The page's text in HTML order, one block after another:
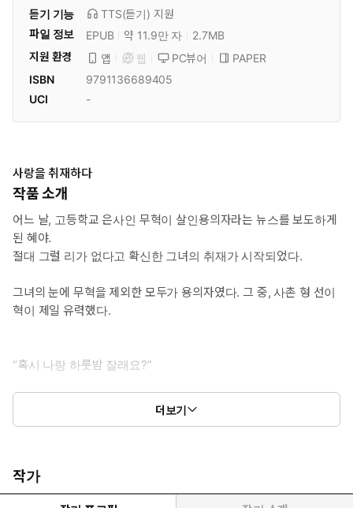
듣기 기능
TTS(듣기) 지원
파일 정보
EPUB 약 11.9만 자
2.7MB
지원 환경
앱 웹 PC뷰어
PAPER
ISBN
9791136689405
UCI
-
사랑을 취재하다
작품 소개
어느 날, 고등학교 은사인 무혁이 살인용의자라는 뉴스를 보도하게
된 혜야.
절대 그럴 리가 없다고 확신한 그녀의 취재가 시작되었다.
그녀의 눈에 무혁을 제외한 모두가 용의자였다. 그 중, 사촌 형 선이
혁이 제일 유력했다.
“혹시 나랑 하룻밤 잘래요?”
라고 묻는 선이혁에 그녀는 어이가 없었다.
“뭐, 뭐야? 저 남자…….”
더보기
작가